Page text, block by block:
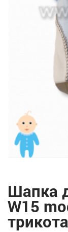
Шапка
W15